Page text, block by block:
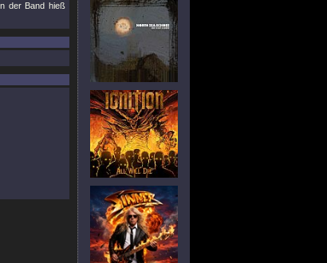
der Band hieß